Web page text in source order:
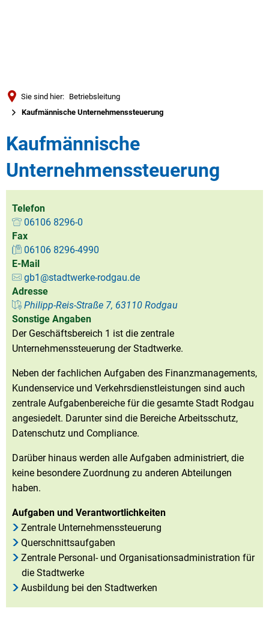
Deutsch
Sie sind hier: Betriebsleitung
Kaufmännische Unternehmenssteuerung
Kaufmännische
Unternehmenssteuerung
Telefon
06106 8296-0
Fax
06106 8296-4990
E-Mail
gb1@stadtwerke-rodgau.de
Adresse
Philipp-Reis-Straße 7, 63110 Rodgau
Sonstige Angaben
Der Geschäftsbereich 1 ist die zentrale
Unternehmenssteuerung der Stadtwerke.
Neben der fachlichen Aufgaben des Finanzmanagements,
Kundenservice und Verkehrsdienstleistungen sind auch
zentrale Aufgabenbereiche für die gesamte Stadt Rodgau
angesiedelt. Darunter sind die Bereiche Arbeitsschutz,
Datenschutz und Compliance.
Darüber hinaus werden alle Aufgaben administriert, die
keine besondere Zuordnung zu anderen Abteilungen
haben.
Aufgaben und Verantwortlichkeiten
Zentrale Unternehmenssteuerung
Querschnittsaufgaben
Zentrale Personal- und Organisationsadministration für
die Stadtwerke
Ausbildung bei den Stadtwerken